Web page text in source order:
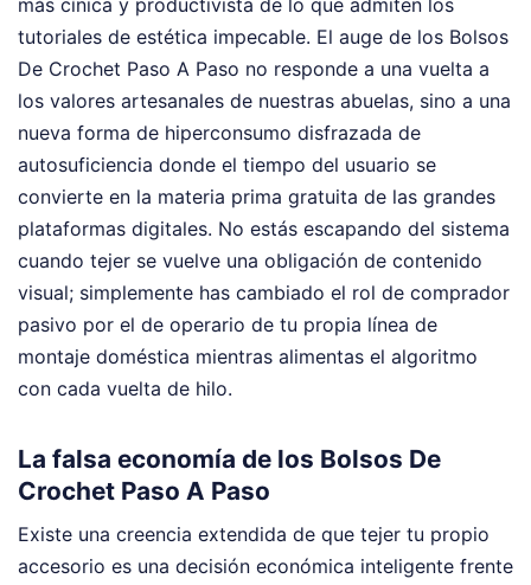
más cínica y productivista de lo que admiten los
tutoriales de estética impecable. El auge de los Bolsos
De Crochet Paso A Paso no responde a una vuelta a
los valores artesanales de nuestras abuelas, sino a una
nueva forma de hiperconsumo disfrazada de
autosuficiencia donde el tiempo del usuario se
convierte en la materia prima gratuita de las grandes
plataformas digitales. No estás escapando del sistema
cuando tejer se vuelve una obligación de contenido
visual; simplemente has cambiado el rol de comprador
pasivo por el de operario de tu propia línea de
montaje doméstica mientras alimentas el algoritmo
con cada vuelta de hilo.
La falsa economía de los Bolsos De
Crochet Paso A Paso
Existe una creencia extendida de que tejer tu propio
accesorio es una decisión económica inteligente frente